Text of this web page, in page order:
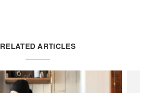
RELATED ARTICLES